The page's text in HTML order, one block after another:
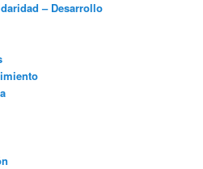
– Desarrollo